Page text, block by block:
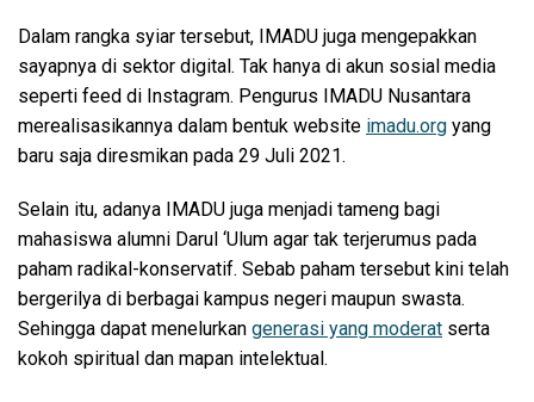
Dalam rangka syiar tersebut, IMADU juga mengepakkan
sayapnya di sektor digital. Tak hanya di akun sosial media
seperti feed di Instagram. Pengurus IMADU Nusantara
merealisasikannya dalam bentuk website imadu.org yang
baru saja diresmikan pada 29 Juli 2021.
Selain itu, adanya IMADU juga menjadi tameng bagi
mahasiswa alumni Darul ‘Ulum agar tak terjerumus pada
paham radikal-konservatif. Sebab paham tersebut kini telah
bergerilya di berbagai kampus negeri maupun swasta.
Sehingga dapat menelurkan generasi yang moderat serta
kokoh spiritual dan mapan intelektual.